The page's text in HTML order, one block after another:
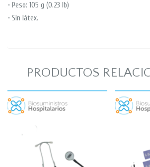
• Peso: 105 g (0.23 lb)
• Sin látex.
PRODUCTOS